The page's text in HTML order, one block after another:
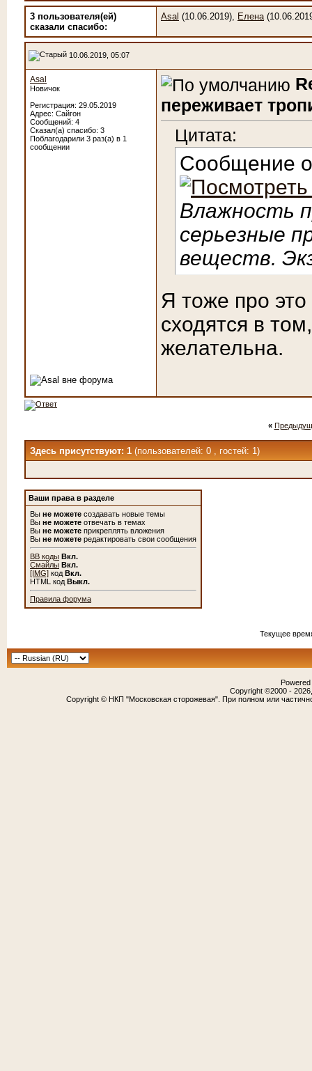
3 пользователя(ей)
сказали cпасибо:
Asal (10.06.2019), Елена
10.06.2019, 05:07
Asal
Новичок
Регистрация: 29.05.2019
Адрес: Сайгон
Сообщений: 4
Сказал(а) спасибо: 3
Поблагодарили 3 раз(а) в 1
сообщении
переживает
Цитата:
Сообщение
Влажность
серьезные
веществ.
Я тоже про
сходятся в
желательна.
«
Здесь присутствуют: 1 (пользователей: 0 , гостей: 1)
Ваши права в разделе
Вы не можете создавать новые темы
Вы не можете отвечать в темах
Вы не можете прикреплять вложения
Вы не можете редактировать свои сообщения
BB коды Вкл.
Смайлы Вкл.
[IMG] код Вкл.
HTML код Выкл.
Правила форума
Текущее
Copyright ©2000 -
Copyright © НКП "Московская сторожевая". При полном или